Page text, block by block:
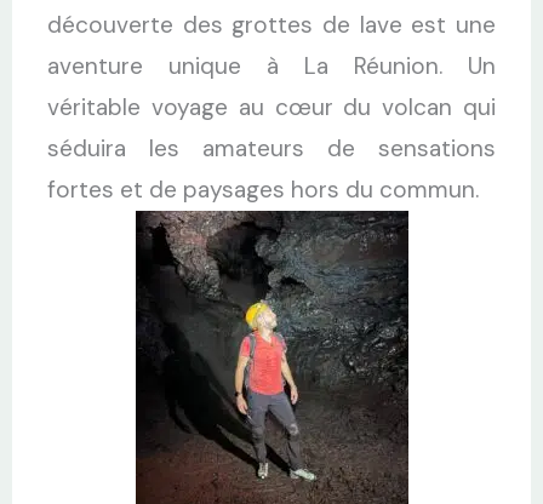
découverte des grottes de lave est une
aventure unique à La Réunion. Un
véritable voyage au cœur du volcan qui
séduira les amateurs de sensations
fortes et de paysages hors du commun.